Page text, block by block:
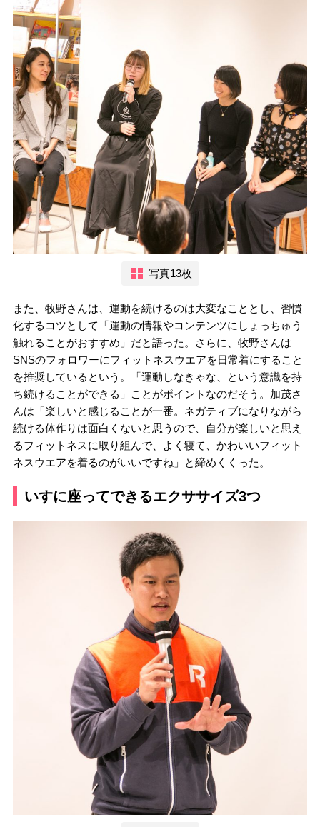
写真13枚
また、牧野さんは、運動を続けるのは大変なこととし、習慣
化するコツとして「運動の情報やコンテンツにしょっちゅう
触れることがおすすめ」だと語った。さらに、牧野さんは
SNSのフォロワーにフィットネスウエアを日常着にすること
を推奨しているという。「運動しなきゃな、という意識を持
ち続けることができる」ことがポイントなのだそう。加茂さ
んは「楽しいと感じることが一番。ネガティブになりながら
続ける体作りは面白くないと思うので、自分が楽しいと思え
るフィットネスに取り組んで、よく寝て、かわいいフィット
ネスウエアを着るのがいいですね」と締めくくった。
いすに座ってできるエクササイズ3つ